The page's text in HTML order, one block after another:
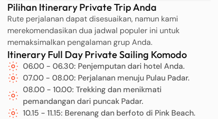
Pilihan Itinerary Private Trip Anda
Rute perjalanan dapat disesuaikan, namun kami
merekomendasikan dua jadwal populer ini untuk
memaksimalkan pengalaman grup Anda.
Itinerary Full Day Private Sailing Komodo
06.00 - 06.30: Penjemputan dari hotel Anda.
07.00 - 08.00: Perjalanan menuju Pulau Padar.
08.00 - 10.00: Trekking dan menikmati
pemandangan dari puncak Padar.
10.15 - 11.15: Berenang dan berfoto di Pink Beach.